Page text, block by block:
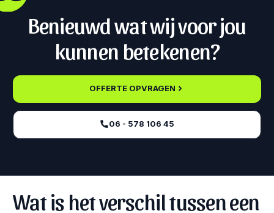
Benieuwd wat wij voor jou
kunnen betekenen?
OFFERTE OPVRAGEN
06 - 578 106 45‬
Wat is het verschil tussen een